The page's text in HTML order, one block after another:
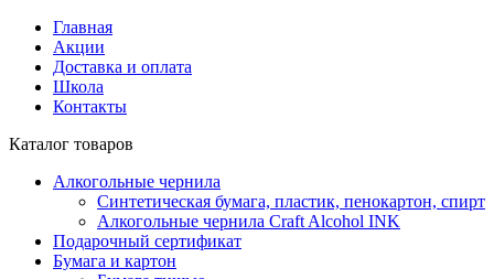
Главная
Акции
Доставка и оплата
Школа
Контакты
Каталог товаров
Алкогольные чернила
Синтетическая бумага, пластик, пенокартон, спирт
Алкогольные чернила Craft Alcohol INK
Подарочный сертификат
Бумага и картон